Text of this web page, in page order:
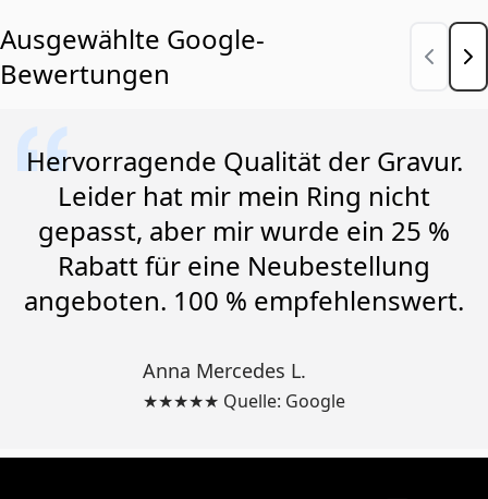
Ausgewählte Google-
Bewertungen
Hervorragende Qualität der Gravur.
Leider hat mir mein Ring nicht
gepasst, aber mir wurde ein 25 %
Rabatt für eine Neubestellung
angeboten. 100 % empfehlenswert.
Anna Mercedes L.
★★★★★ Quelle: Google